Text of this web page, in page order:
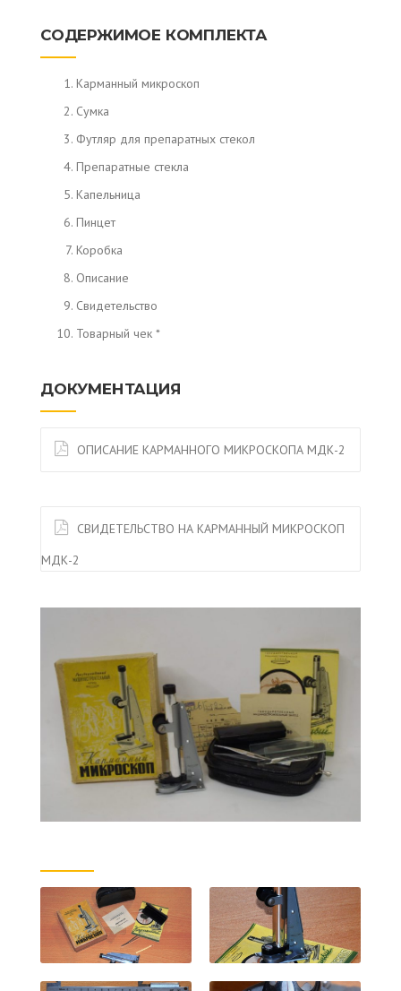
СОДЕРЖИМОЕ КОМПЛЕКТА
Карманный микроскоп
Сумка
Футляр для препаратных стекол
Препаратные стекла
Капельница
Пинцет
Коробка
Описание
Свидетельство
Товарный чек *
ДОКУМЕНТАЦИЯ
ОПИСАНИЕ КАРМАННОГО МИКРОСКОПА МДК-2
СВИДЕТЕЛЬСТВО НА КАРМАННЫЙ МИКРОСКОП
МДК-2